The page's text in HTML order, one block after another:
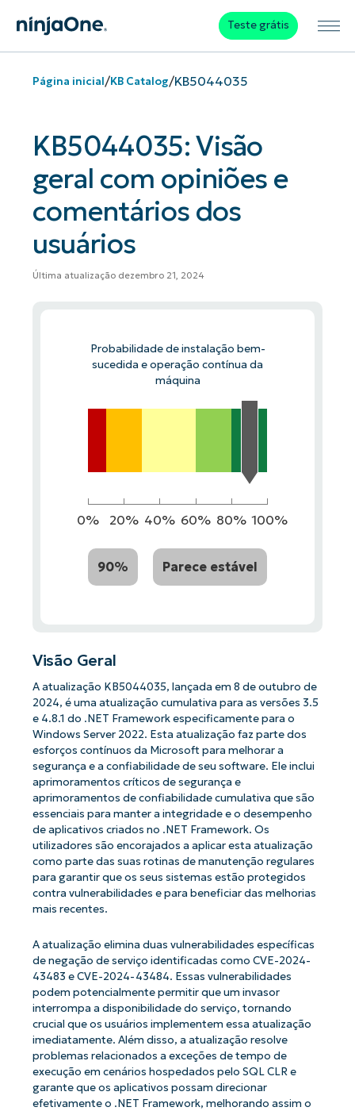
Teste grátis
Página inicial/KB Catalog/KB5044035
KB5044035: Visão
geral com opiniões e
comentários dos
usuários
Última atualização dezembro 21, 2024
Probabilidade de instalação bem-
sucedida e operação contínua da
máquina
0% 20% 40% 60% 80% 100%
90% Parece estável
Visão Geral
A atualização KB5044035, lançada em 8 de outubro de
2024, é uma atualização cumulativa para as versões 3.5
e 4.8.1 do .NET Framework especificamente para o
Windows Server 2022. Esta atualização faz parte dos
esforços contínuos da Microsoft para melhorar a
segurança e a confiabilidade de seu software. Ele inclui
aprimoramentos críticos de segurança e
aprimoramentos de confiabilidade cumulativa que são
essenciais para manter a integridade e o desempenho
de aplicativos criados no .NET Framework. Os
utilizadores são encorajados a aplicar esta atualização
como parte das suas rotinas de manutenção regulares
para garantir que os seus sistemas estão protegidos
contra vulnerabilidades e para beneficiar das melhorias
mais recentes.
A atualização elimina duas vulnerabilidades específicas
de negação de serviço identificadas como CVE-2024-
43483 e CVE-2024-43484. Essas vulnerabilidades
podem potencialmente permitir que um invasor
interrompa a disponibilidade do serviço, tornando
crucial que os usuários implementem essa atualização
imediatamente. Além disso, a atualização resolve
problemas relacionados a exceções de tempo de
execução em cenários hospedados pelo SQL CLR e
garante que os aplicativos possam direcionar
efetivamente o .NET Framework, melhorando assim o